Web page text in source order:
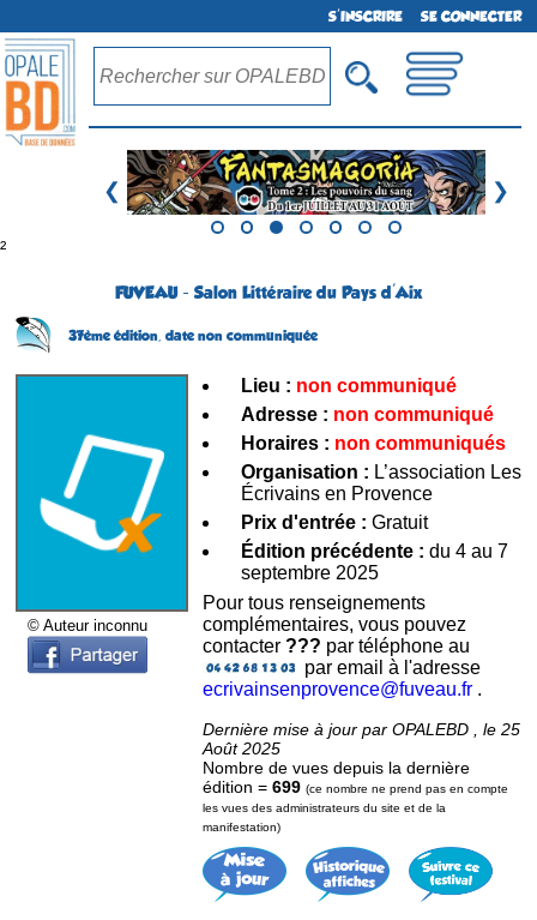
S'INSCRIRE SE CONNECTER
❮ ❯
²
FUVEAU - Salon Littéraire du Pays d'Aix
37ème édition, date non communiquée
© Auteur inconnu
Lieu : non communiqué
Adresse : non communiqué
Horaires : non communiqués
Organisation : L’association Les
Écrivains en Provence
Prix d'entrée : Gratuit
Édition précédente : du 4 au 7
septembre 2025
Pour tous renseignements
complémentaires, vous pouvez
contacter ??? par téléphone au
par email à l'adresse
ecrivainsenprovence@fuveau.fr .
Dernière mise à jour par OPALEBD , le 25
Août 2025
Nombre de vues depuis la dernière
édition = 699 (ce nombre ne prend pas en compte
les vues des administrateurs du site et de la
manifestation)